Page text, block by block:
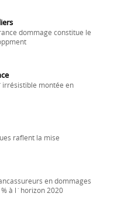
dommage constitue le
montée en
raflent la mise
en dommages
à l´horizon 2020